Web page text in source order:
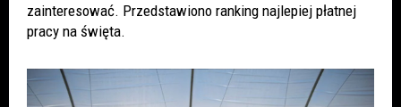
zainteresować. Przedstawiono ranking najlepiej płatnej
pracy na święta.